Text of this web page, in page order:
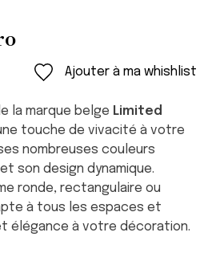
Ajouter à ma whishlist
la marque belge Limited
touche de vivacité à votre
nombreuses couleurs
son design dynamique.
ronde, rectangulaire ou
à tous les espaces et
élégance à votre décoration.